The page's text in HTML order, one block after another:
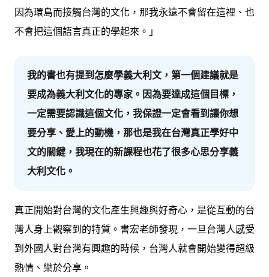
因為環島而接觸台灣的文化，那我永遠不會留在這裡、也
不會把這個語言真正的學起來。」
我的書也有提到怎麼學義大利文，第一個建議就是
要成為義大利文化的專家。因為要達成這個目標，
一定需要認識這個文化，我保證一定會看到讓你想
要分享、愛上的動機，那也是我在台灣真正學好中
文的關鍵， 我現在的新課程也花了很多心思分享義
大利文化 。
真正開始對台灣的文化產生興趣與好奇心，是從互動的台
灣人身上觀察到的特質。書宏老師發現，一旦台灣人感受
到外國人對台灣有興趣的時候，台灣人就會開始變得超級
熱情、樂於分享。